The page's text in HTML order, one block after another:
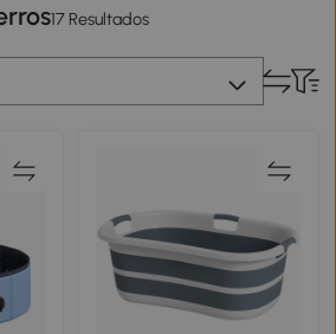
17 Resultados